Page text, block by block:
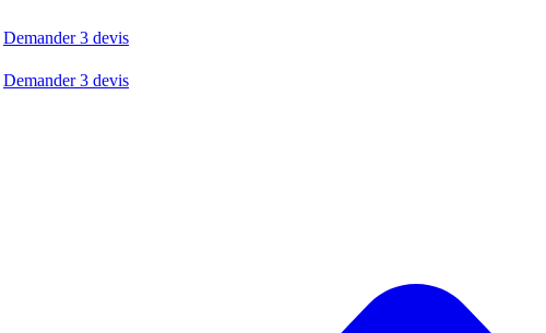
Demander 3 devis
Demander 3 devis